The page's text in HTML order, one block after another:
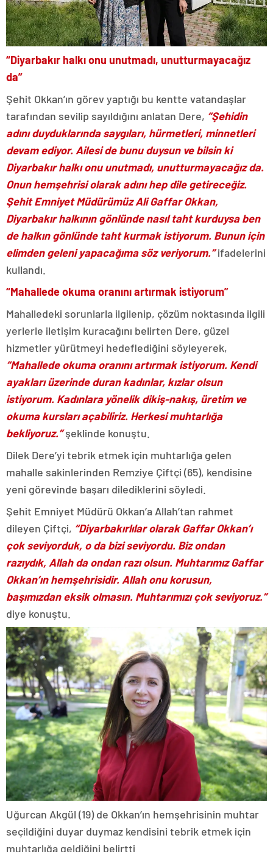
“Diyarbakır halkı onu unutmadı, unutturmayacağız
da”
Şehit Okkan’ın görev yaptığı bu kentte vatandaşlar
tarafından sevilip sayıldığını anlatan Dere, “Şehidin
adını duyduklarında saygıları, hürmetleri, minnetleri
devam ediyor. Ailesi de bunu duysun ve bilsin ki
Diyarbakır halkı onu unutmadı, unutturmayacağız da.
Onun hemşehrisi olarak adını hep dile getireceğiz.
Şehit Emniyet Müdürümüz Ali Gaffar Okkan,
Diyarbakır halkının gönlünde nasıl taht kurduysa ben
de halkın gönlünde taht kurmak istiyorum. Bunun için
elimden geleni yapacağıma söz veriyorum.”ifadelerini
kullandı.
“Mahallede okuma oranını artırmak istiyorum”
Mahalledeki sorunlarla ilgilenip, çözüm noktasında ilgili
yerlerle iletişim kuracağını belirten Dere, güzel
hizmetler yürütmeyi hedeflediğini söyleyerek,
“Mahallede okuma oranını artırmak istiyorum. Kendi
ayakları üzerinde duran kadınlar, kızlar olsun
istiyorum. Kadınlara yönelik dikiş-nakış, üretim ve
okuma kursları açabiliriz. Herkesi muhtarlığa
bekliyoruz.”şeklinde konuştu.
Dilek Dere’yi tebrik etmek için muhtarlığa gelen
mahalle sakinlerinden Remziye Çiftçi (65), kendisine
yeni görevinde başarı dilediklerini söyledi.
Şehit Emniyet Müdürü Okkan’a Allah’tan rahmet
dileyen Çiftçi, “Diyarbakırlılar olarak Gaffar Okkan’ı
çok seviyorduk, o da bizi seviyordu. Biz ondan
razıydık, Allah da ondan razı olsun. Muhtarımız Gaffar
Okkan’ın hemşehrisidir. Allah onu korusun,
başımızdan eksik olmasın. Muhtarımızı çok seviyoruz.”
diye konuştu.
Uğurcan Akgül (19) de Okkan’ın hemşehrisinin muhtar
seçildiğini duyar duymaz kendisini tebrik etmek için
muhtarlığa geldiğini belirtti.